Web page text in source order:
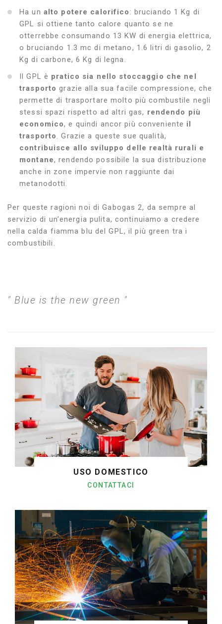
Ha un alto potere calorifico : bruciando 1 Kg di
GPL si ottiene tanto calore quanto se ne
otterrebbe consumando 13 KW di energia elettrica,
o bruciando 1.3 mc di metano, 1.6 litri di gasolio, 2
Kg di carbone, 6 Kg di legna.
Il GPL è pratico sia nello stoccaggio che nel
trasporto grazie alla sua facile compressione, che
permette di trasportare molto più combustile negli
stessi spazi rispetto ad altri gas, rendendo più
economico, e quindi ancor più conveniente il
trasporto. Grazie a queste sue qualità,
contribuisce allo sviluppo delle realtà rurali e
montane, rendendo possibile la sua distribuzione
anche in zone impervie non raggiunte dai
metanodotti.
Per queste ragioni noi di Gabogas 2, da sempre al
servizio di un’energia pulita, continuiamo a credere
nella calda fiamma blu del GPL, il più green tra i
combustibili.
" Blue is the new green "
USO DOMESTICO
CONTATTACI